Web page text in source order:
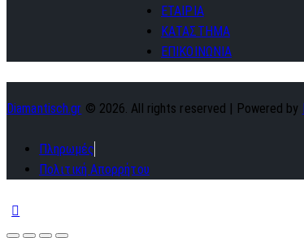
ΕΤΑΙΡΙΑ
ΚΑΤΑΣΤΗΜΑ
ΕΠΙΚΟΙΝΩΝΙΑ
Diamantisch.gr © 2026. All rights reserved | Powered by
Πληρωμές
Πολιτική Απορρήτου